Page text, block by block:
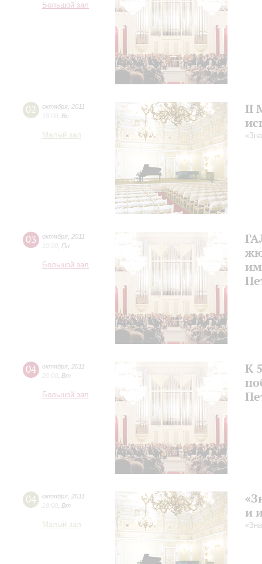
Большой зал
02 октября 2011
19:00 Вс
Малый зал
II
03 октября 2011
19:00 Пн
Большой зал
04 октября 2011
20:00 Вт
Большой зал
К
04 октября 2011
19:00 Вт
Малый зал
и